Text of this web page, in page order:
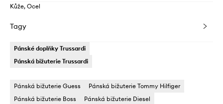
Kůže, Ocel
Tagy
Pánské doplňky Trussardi
Pánská bižuterie Trussardi
Pánská bižuterie Guess
Pánská bižuterie Tommy Hilfiger
Pánská bižuterie Boss
Pánská bižuterie Diesel